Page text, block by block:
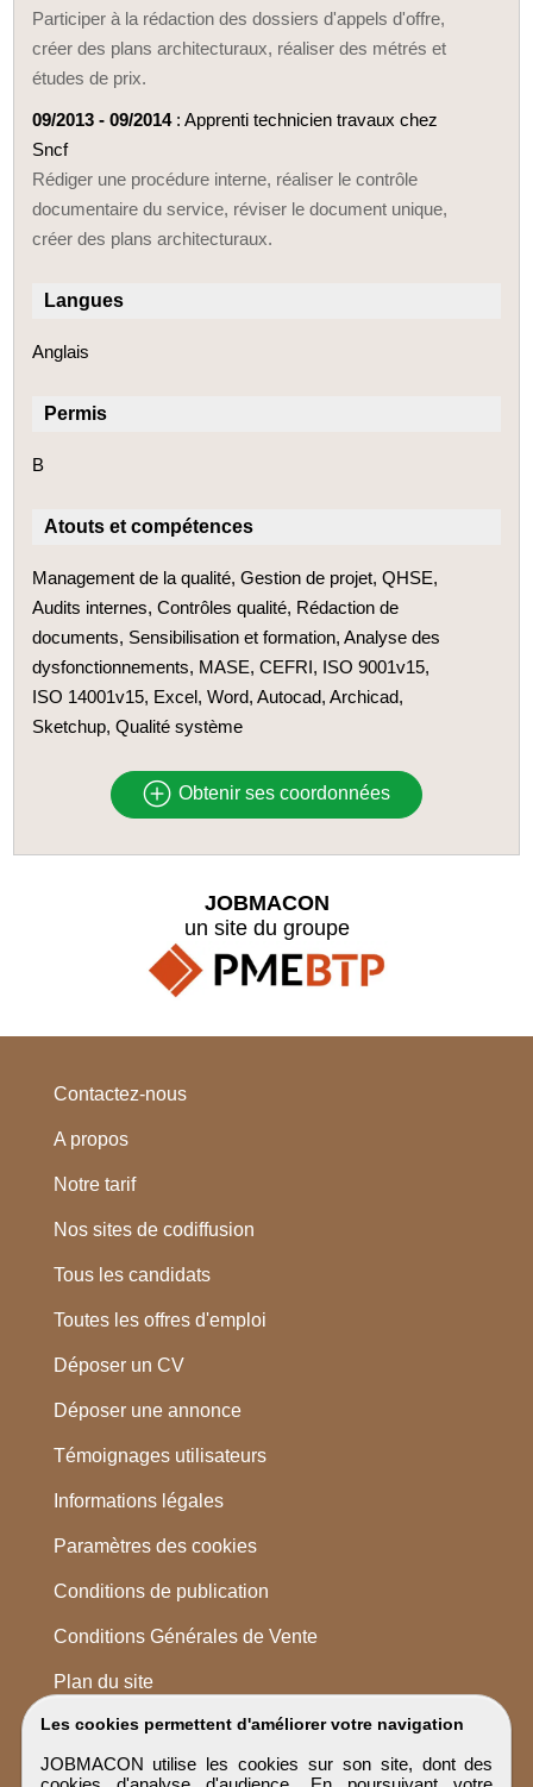
Participer à la rédaction des dossiers d'appels d'offre,
créer des plans architecturaux, réaliser des métrés et
études de prix.
09/2013 - 09/2014: Apprenti technicien travaux chez
Sncf
Rédiger une procédure interne, réaliser le contrôle
documentaire du service, réviser le document unique,
créer des plans architecturaux.
Langues
Anglais
Permis
B
Atouts et compétences
Management de la qualité, Gestion de projet, QHSE,
Audits internes, Contrôles qualité, Rédaction de
documents, Sensibilisation et formation, Analyse des
dysfonctionnements, MASE, CEFRI, ISO 9001v15,
ISO 14001v15, Excel, Word, Autocad, Archicad,
Sketchup, Qualité système
Obtenir ses coordonnées
Les cookies permettent d'améliorer votre navigation
JOBMACON utilise les cookies sur son site, dont des
JOBMACON
un site du groupe
Contactez-nous
A propos
Notre tarif
Nos sites de codiffusion
Tous les candidats
Toutes les offres d'emploi
Déposer un CV
Déposer une annonce
Témoignages utilisateurs
Informations légales
Paramètres des cookies
Conditions de publication
Conditions Générales de Vente
Plan du site